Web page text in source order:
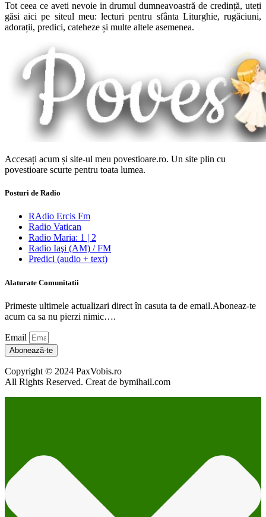
Tot ceea ce aveti nevoie in drumul dumneavoastră de credință, uteți
găsi aici pe siteul meu: lecturi pentru sfânta Liturghie, rugăciuni,
adorații, predici, cateheze și multe altele asemenea.
Accesați acum și site-ul meu povestioare.ro. Un site plin cu
povestioare scurte pentru toata lumea.
Posturi de Radio
RAdio Ercis Fm
Radio Vatican
Radio Maria: 1 | 2
Radio Iaşi (AM) / FM
Predici (audio + text)
Alaturate Comunitatii
Primeste ultimele actualizari direct în casuta ta de email.Aboneaz-te
acum ca sa nu pierzi nimic….
Email
Abonează-te
Copyright © 2024 PaxVobis.ro
All Rights Reserved. Creat de bymihail.com